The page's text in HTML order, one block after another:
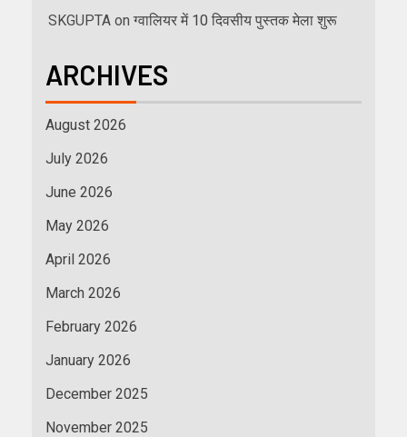
SKGUPTA on ग्वालियर में 10 दिवसीय पुस्तक मेला शुरू
ARCHIVES
August 2026
July 2026
June 2026
May 2026
April 2026
March 2026
February 2026
January 2026
December 2025
November 2025